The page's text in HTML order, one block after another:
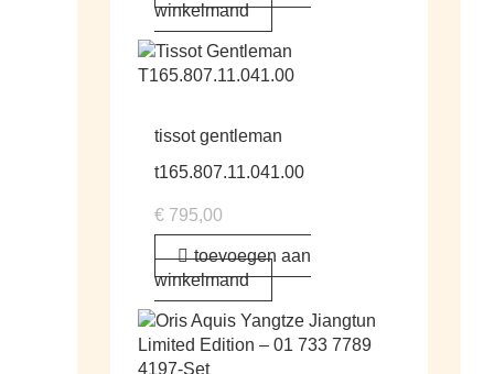
winkelmand
tissot gentleman
t165.807.11.041.00
€ 795,00
toevoegen aan
winkelmand